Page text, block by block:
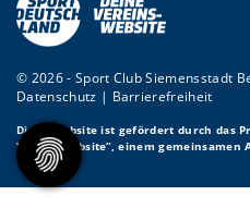
© 2026 - Sport Club Siemensstadt
Datenschutz | Barrierefreiheit
Diese Website ist gefördert durch das
Vereinswebsite”, einem gemeinsamen